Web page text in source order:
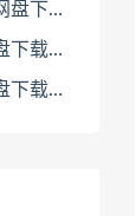
学习
学习
学习